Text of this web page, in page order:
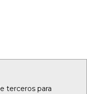
terceros para